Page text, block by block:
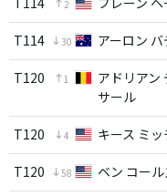
2
T114 30 アーロン
T120 1
アドリアン
サール
T120 4 キース ミ
T120 58 ベン コー